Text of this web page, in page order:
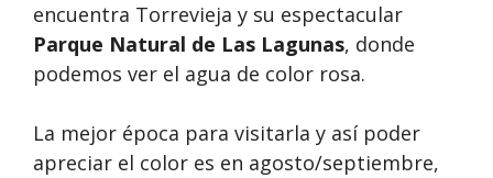
encuentra Torrevieja y su espectacular
Parque Natural de Las Lagunas, donde
podemos ver el agua de color rosa.
La mejor época para visitarla y así poder
apreciar el color es en agosto/septiembre,